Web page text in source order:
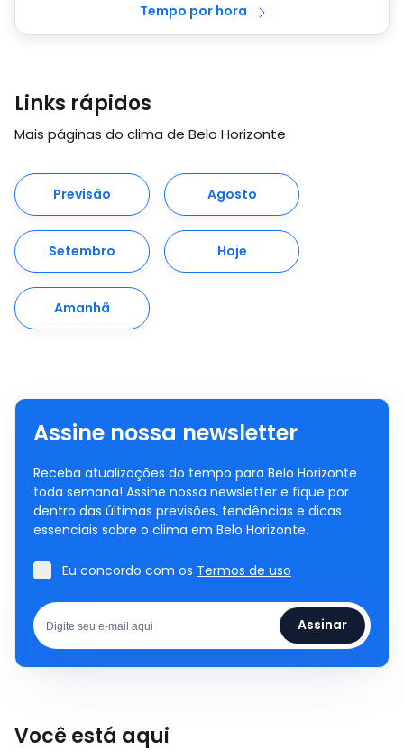
Tempo por hora
Links rápidos
Mais páginas do clima de Belo Horizonte
Previsão Agosto
Setembro Hoje
Amanhã
Assine nossa newsletter
Receba atualizações do tempo para Belo Horizonte
toda semana! Assine nossa newsletter e fique por
dentro das últimas previsões, tendências e dicas
essenciais sobre o clima em Belo Horizonte.
Eu concordo com os Termos de uso
Assinar
Você está aqui